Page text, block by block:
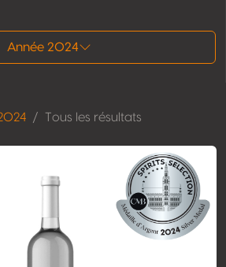
Année 2024
Tous les résultats